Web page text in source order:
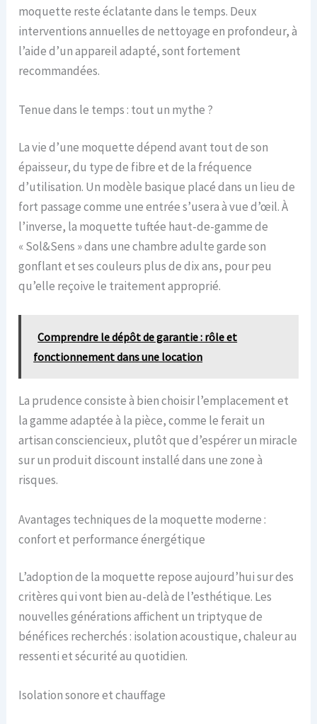
moquette reste éclatante dans le temps. Deux
interventions annuelles de nettoyage en profondeur, à
l’aide d’un appareil adapté, sont fortement
recommandées.
Tenue dans le temps : tout un mythe ?
La vie d’une moquette dépend avant tout de son
épaisseur, du type de fibre et de la fréquence
d’utilisation. Un modèle basique placé dans un lieu de
fort passage comme une entrée s’usera à vue d’œil. À
l’inverse, la moquette tuftée haut-de-gamme de
« Sol&Sens » dans une chambre adulte garde son
gonflant et ses couleurs plus de dix ans, pour peu
qu’elle reçoive le traitement approprié.
Comprendre le dépôt de garantie : rôle et
fonctionnement dans une location
La prudence consiste à bien choisir l’emplacement et
la gamme adaptée à la pièce, comme le ferait un
artisan consciencieux, plutôt que d’espérer un miracle
sur un produit discount installé dans une zone à
risques.
Avantages techniques de la moquette moderne :
confort et performance énergétique
L’adoption de la moquette repose aujourd’hui sur des
critères qui vont bien au-delà de l’esthétique. Les
nouvelles générations affichent un triptyque de
bénéfices recherchés : isolation acoustique, chaleur au
ressenti et sécurité au quotidien.
Isolation sonore et chauffage